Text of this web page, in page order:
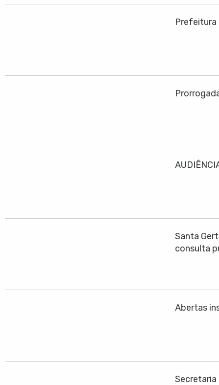
Prefeitura
Santa
consulta
Abertas